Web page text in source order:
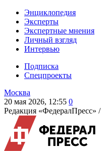
Энциклопедия
Эксперты
Экспертные мнения
Личный взгляд
Интервью
Подписка
Спецпроекты
Москва
20 мая 2026, 12:55 0
Редакция «ФедералПресс» /